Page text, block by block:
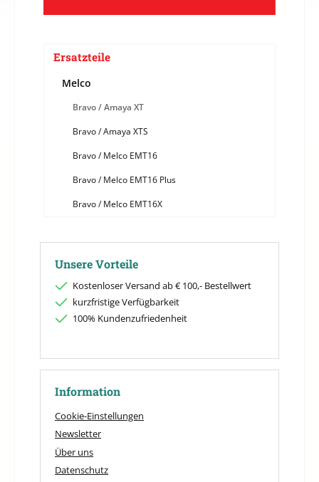
Ersatzteile
Melco
Bravo / Amaya XT
Bravo / Amaya XTS
Bravo / Melco EMT16
Bravo / Melco EMT16 Plus
Bravo / Melco EMT16X
Unsere Vorteile
Kostenloser Versand ab € 100,- Bestellwert
kurzfristige Verfügbarkeit
100% Kundenzufriedenheit
Information
Cookie-Einstellungen
Newsletter
Über uns
Datenschutz